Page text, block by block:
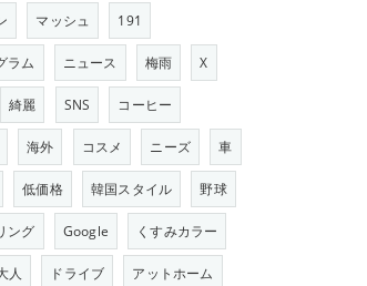
マッシュ 191
ラム ニュース 梅雨 X
綺麗 SNS コーヒー
海外 コスメ ニーズ 車
低価格 韓国スタイル 野球
ング Google くすみカラー
人 ドライブ アットホーム